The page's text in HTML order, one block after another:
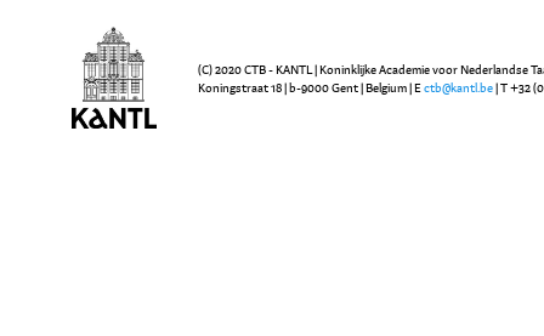
(C) 2020 CTB - KANTL | Koninklijke Academie voor Nederlandse
Koningstraat 18 | b-9000 Gent | Belgium | E ctb@kantl.be | T +32